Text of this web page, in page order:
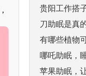
贵阳工作搭
刀助眠是真
有哪些植物
哪吒助眠，
苹果助眠，